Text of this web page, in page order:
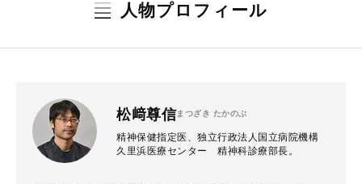
人物プロフィール
松﨑尊信まつざき たかのぶ
精神保健指定医、独立行政法人国立病院機構
久里浜医療センター 精神科診療部長。